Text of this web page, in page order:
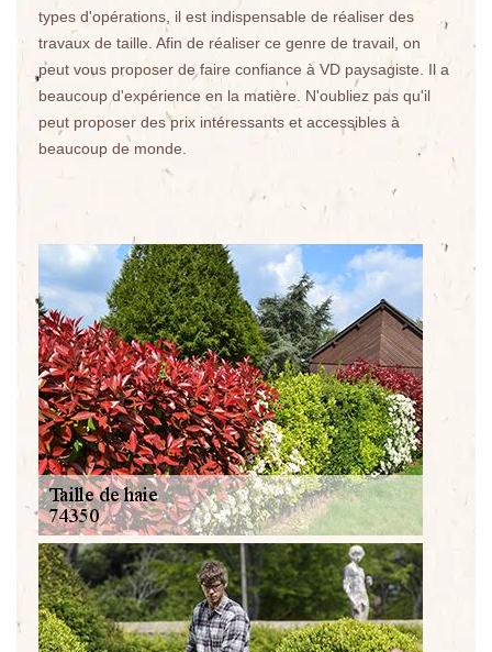
types d'opérations, il est indispensable de réaliser des
travaux de taille. Afin de réaliser ce genre de travail, on
peut vous proposer de faire confiance à VD paysagiste. Il a
beaucoup d'expérience en la matière. N'oubliez pas qu'il
peut proposer des prix intéressants et accessibles à
beaucoup de monde.